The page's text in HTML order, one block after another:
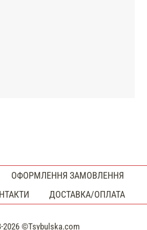
ОФОРМЛЕННЯ ЗАМОВЛЕННЯ
ДОСТАВКА/ОПЛАТА
2026 ©Tsybulska.com